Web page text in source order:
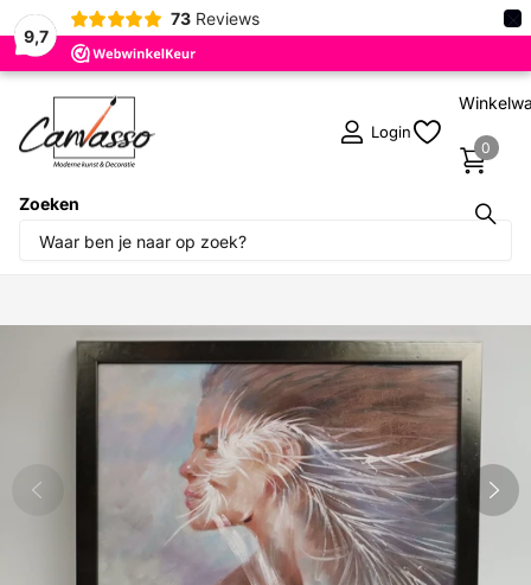
9,7
73 Reviews ×
Zoeken
Login
0
Deel dit product